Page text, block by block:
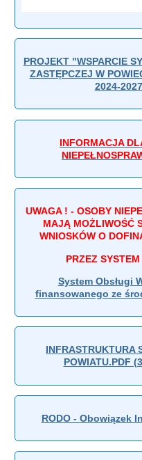
PROJEKT "WSPARCIE
ZASTĘPCZEJ W
2024-2027
INFORMACJA
UWAGA ! - OSOBY
MAJĄ MOŻLIWOŚĆ
WNIOSKÓW O
PRZEZ SYSTEM
System Obsługi
finansowanego ze
INFRASTRUKTURA
POWIATU.PDF
RODO - Obowiązek